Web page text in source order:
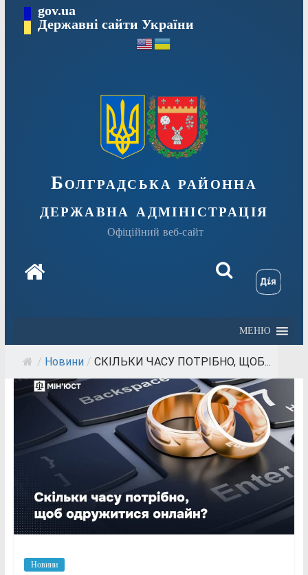
Перейтиgov.ua
Державні сайти України
Болградська районна
державна адміністрація
Офіційний веб-сайт
МЕНЮ
/ Новини / СКІЛЬКИ ЧАСУ ПОТРІБНО, ЩОБ...
Новини